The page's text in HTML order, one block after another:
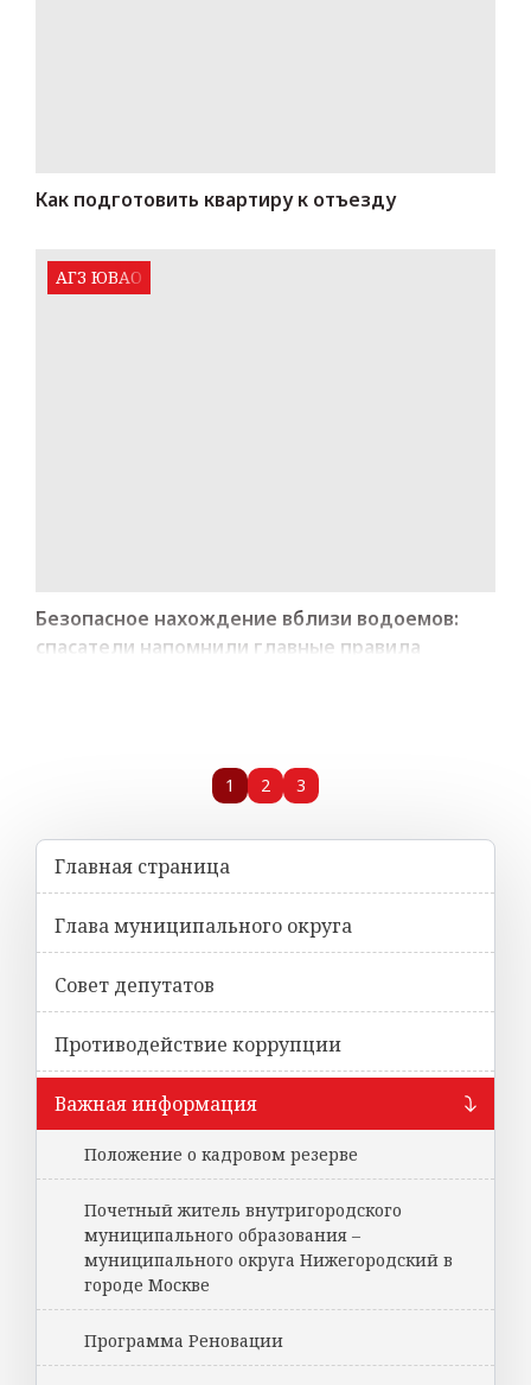
Как подготовить квартиру к отъезду
АГЗ ЮВАО
Безопасное нахождение вблизи водоемов:
спасатели напомнили главные правила
1 2 3
Главная страница
Глава муниципального округа
Совет депутатов
Противодействие коррупции
Важная информация
Положение о кадровом резерве
Почетный житель внутригородского
муниципального образования –
муниципального округа Нижегородский в
городе Москве
Программа Реновации